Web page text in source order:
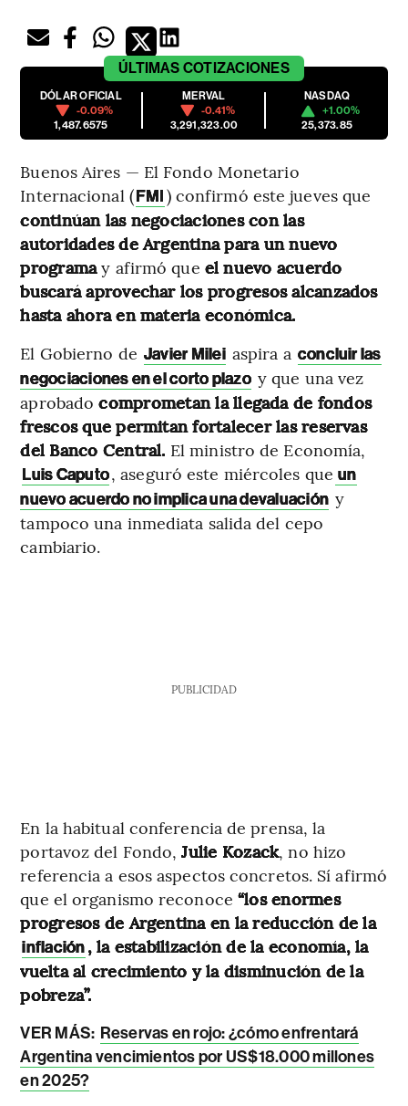
ÚLTIMAS COTIZACIONES
DÓLAR OFICIAL
-0.09%
1,487.6575
MERVAL
-0.41%
3,291,323.00
NASDAQ
+1.00%
25,373.85
Buenos Aires — El Fondo Monetario
Internacional (FMI) confirmó este jueves que
continúan las negociaciones con las
autoridades de Argentina para un nuevo
programay afirmó que el nuevo acuerdo
buscará aprovechar los progresos alcanzados
hasta ahora en materia económica.
El Gobierno de Javier Milei aspira a concluir las
negociaciones en el corto plazo y que una vez
aprobado comprometan la llegada de fondos
frescos que permitan fortalecer las reservas
del Banco Central. El ministro de Economía,
Luis Caputo, aseguró este miércoles que un
nuevo acuerdo no implica una devaluación y
tampoco una inmediata salida del cepo
cambiario.
PUBLICIDAD
En la habitual conferencia de prensa, la
portavoz del Fondo,Julie Kozack, no hizo
referencia a esos aspectos concretos. Sí afirmó
que el organismo reconoce “los enormes
progresos de Argentina en la reducción de la
inflación, la estabilización de la economía, la
vuelta al crecimiento y la disminución de la
pobreza”.
VER MÁS: Reservas en rojo: ¿cómo enfrentará
Argentina vencimientos por US$18.000 millones
en 2025?